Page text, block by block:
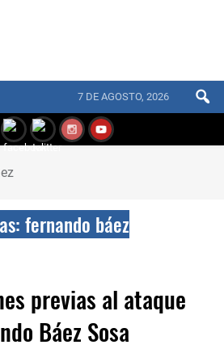
7 DE AGOSTO, 2026
fernando báez
previas al ataque
Báez Sosa